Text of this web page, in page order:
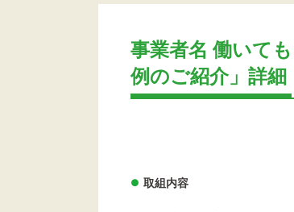
事業者名 働いて
例のご紹介」詳細
取組内容